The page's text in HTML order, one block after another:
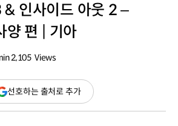
인사이드 아웃 2 –
양 편 | 기아
2,105 Views
선호하는 출처로 추가(새
창